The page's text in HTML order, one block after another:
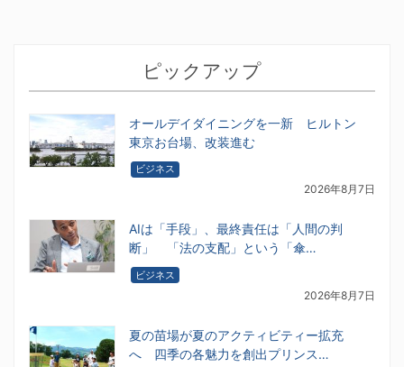
ピックアップ
オールデイダイニングを一新 ヒルトン
東京お台場、改装進む
ビジネス
2026年8月7日
AIは「手段」、最終責任は「人間の判
断」 「法の支配」という「傘…
ビジネス
2026年8月7日
夏の苗場が夏のアクティビティー拡充
へ 四季の各魅力を創出プリンス…